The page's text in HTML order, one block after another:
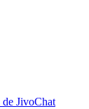
de JivoChat